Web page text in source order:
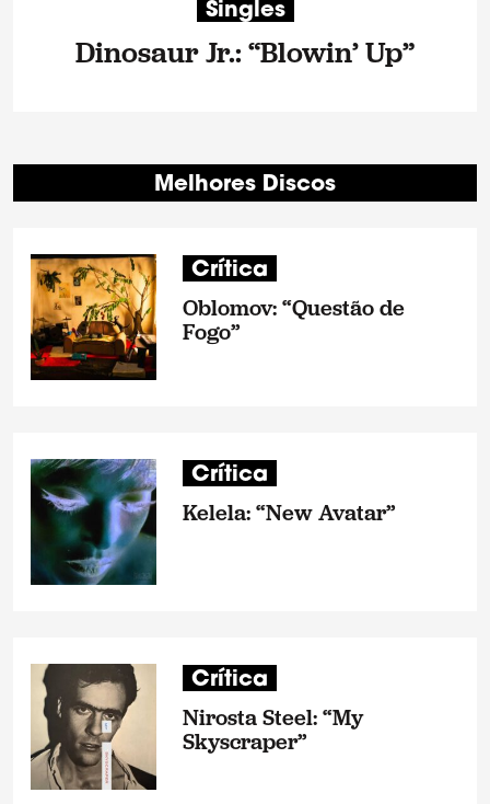
Singles
Dinosaur Jr.: “Blowin’ Up”
Melhores Discos
Crítica
Oblomov: “Questão de
Fogo”
Crítica
Kelela: “New Avatar”
Crítica
Nirosta Steel: “My
Skyscraper”